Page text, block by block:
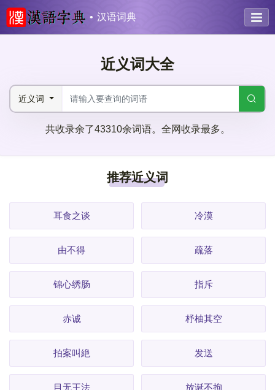
汉语词典
近义词大全
近义词
共收录余了43310余词语。全网收录最多。
推荐近义词
耳食之谈 冷漠
由不得 疏落
锦心绣肠 指斥
赤诚 杼柚其空
拍案叫絶 发送
目无王法 放诞不拘